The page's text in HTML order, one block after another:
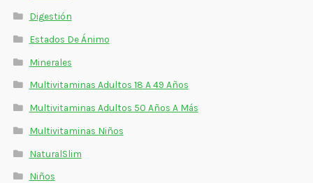
Digestión
Estados De Ánimo
Minerales
Multivitaminas Adultos 18 A 49 Años
Multivitaminas Adultos 50 Años A Más
Multivitaminas Niños
NaturalSlim
Niños